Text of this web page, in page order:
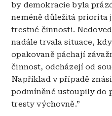
by demokracie byla
neméně důležitá priorita
trestné činnosti.
nadále trvala situace,
opakovaně páchají
činnost, odcházejí od
Například v případě
podmíněné ustoupily do
tresty výchovně.”